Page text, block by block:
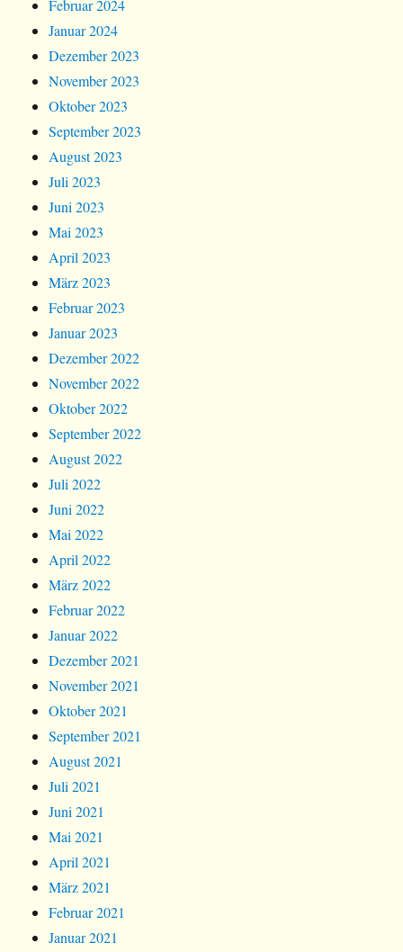
Februar 2024
Januar 2024
Dezember 2023
November 2023
Oktober 2023
September 2023
August 2023
Juli 2023
Juni 2023
Mai 2023
April 2023
März 2023
Februar 2023
Januar 2023
Dezember 2022
November 2022
Oktober 2022
September 2022
August 2022
Juli 2022
Juni 2022
Mai 2022
April 2022
März 2022
Februar 2022
Januar 2022
Dezember 2021
November 2021
Oktober 2021
September 2021
August 2021
Juli 2021
Juni 2021
Mai 2021
April 2021
März 2021
Februar 2021
Januar 2021